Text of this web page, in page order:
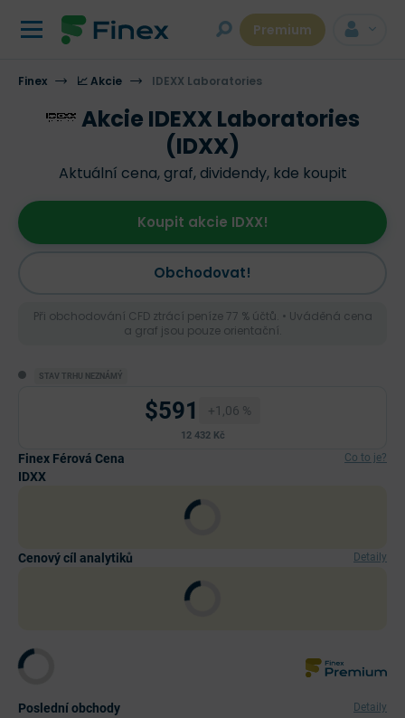
Premium
Finex 📈 Akcie IDEXX Laboratories
Akcie IDEXX Laboratories
(IDXX)
Aktuální cena, graf, dividendy, kde koupit
Obchodovat!
Koupit akcie IDXX!
Při obchodování CFD ztrácí peníze 77 % účtů. • Uváděná cena
a graf jsou pouze orientační.
STAV TRHU NEZNÁMÝ
$591 +1,06 %
12 432 Kč
Finex Férová Cena
IDXX
Co to je?
Cenový cíl analytiků Detaily
Poslední obchody
Detaily